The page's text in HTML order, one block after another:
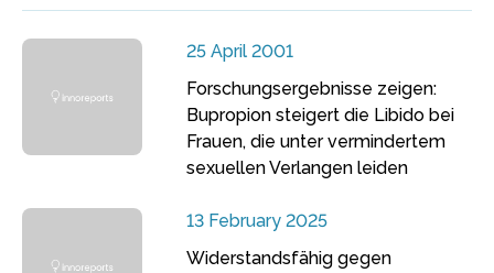
25 April 2001
Forschungsergebnisse zeigen:
Bupropion steigert die Libido bei
Frauen, die unter vermindertem
sexuellen Verlangen leiden
13 February 2025
Widerstandsfähig gegen